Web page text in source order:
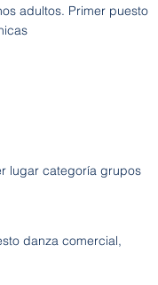
adultos. Primer puesto
lugar categoría grupos
danza comercial,